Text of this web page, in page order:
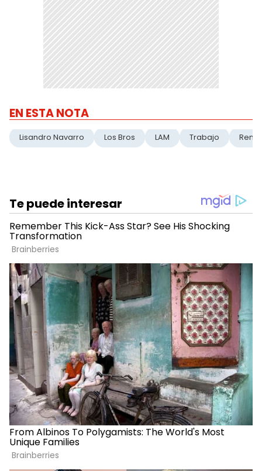
EN ESTA NOTA
Lisandro Navarro Los Bros LAM Trabajo